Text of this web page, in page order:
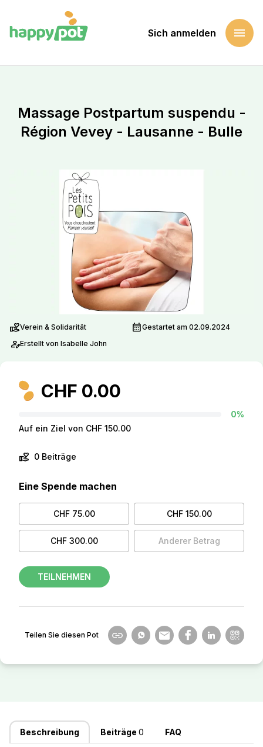
Sich anmelden menu
Massage Postpartum suspendu -
Région Vevey - Lausanne - Bulle
volunteer_activismVerein & Solidarität calendar_monthGestartet am 02.09.2024
person_editErstellt von Isabelle John
CHF 0.00
0%
Auf ein Ziel von CHF 150.00
volunteer_activism 0 Beiträge
Eine Spende machen
CHF 75.00 CHF 150.00
CHF 300.00 Anderer Betrag
TEILNEHMEN
Teilen Sie diesen Pot
Beschreibung Beiträge 0 FAQ